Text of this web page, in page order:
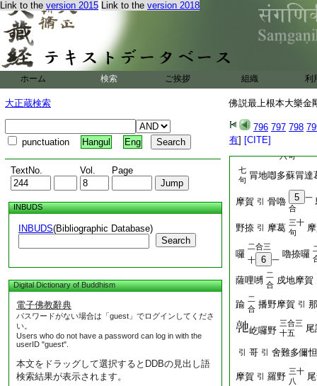
Link to the version 2015 Link to the version 2018
ホーム 検索 ご挨拶 組織 利
大正蔵検索
punctuation Hangul Eng
TextNo. Vol. Page
INBUDS
INBUDS(Bibliographic Database)
Search
Digital Dictionary of Buddhism
電子佛教辭典
パスワードがない場合は「guest」でログインしてくださ
い。
Users who do not have a password can log in with the
userID "guest".
本文をドラッグして選択するとDDBの見出し語
検索結果が表示されます。
佛説最上根本大樂金
796 797 798
有] [CITE]
合
3 羅薩散
二合
引
補姤
二合
九句
薩哩嚩 僧悉體多
誐三摩野
二十
三句 多埵
引 誐多摩賀 引 悉地
六句
七
句 冐地喞多蘇冐達
摩賀 引 骨嚕 5
一
合
野捺 引 摩葛 三十
句
囉
二合三
十
6 一
嚕捺囉
薩哩嚩 二
合 戍地摩賀
踰 二
合 播野摩賀 引
屹囉野
三合三
十五
尾
引 哥 引 舍難多儞
摩賀 引 羅野 三十
八